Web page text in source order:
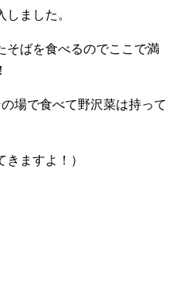
ました。
そばを食べるのでここで満
場で食べて野沢菜は持って
きますよ！）